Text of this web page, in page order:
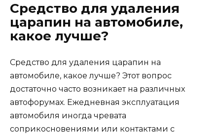
Средство для удаления
царапин на автомобиле,
какое лучше?
Средство для удаления царапин на
автомобиле, какое лучше? Этот вопрос
достаточно часто возникает на различных
автофорумах. Ежедневная эксплуатация
автомобиля иногда чревата
соприкосновениями или контактами с